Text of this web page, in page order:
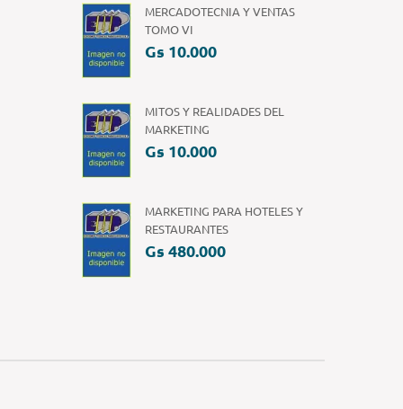
MERCADOTECNIA Y VENTAS
TOMO VI
Gs 10.000
MITOS Y REALIDADES DEL
MARKETING
Gs 10.000
MARKETING PARA HOTELES Y
RESTAURANTES
Gs 480.000